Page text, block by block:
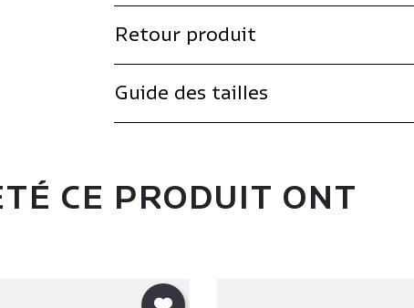
Retour produit
Guide des tailles
CE PRODUIT ONT